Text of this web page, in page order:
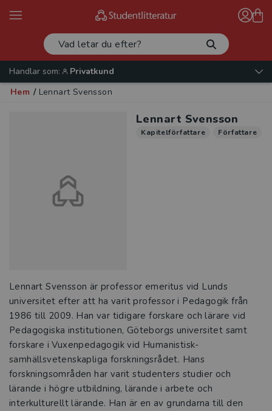
Handlar som:
Privatkund
Hem / Lennart Svensson
Lennart Svensson
Kapitelförfattare Författare
Lennart Svensson är professor emeritus vid Lunds
universitet efter att ha varit professor i Pedagogik från
1986 till 2009. Han var tidigare forskare och lärare vid
Pedagogiska institutionen, Göteborgs universitet samt
forskare i Vuxenpedagogik vid Humanistisk-
samhällsvetenskapliga forskningsrådet. Hans
forskningsområden har varit studenters studier och
lärande i högre utbildning, lärande i arbete och
interkulturellt lärande. Han är en av grundarna till den